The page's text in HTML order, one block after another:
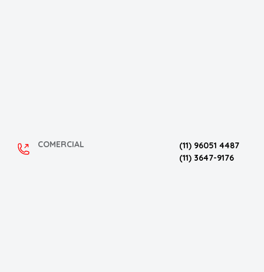
COMERCIAL
(11) 96051 4487
(11) 3647-9176